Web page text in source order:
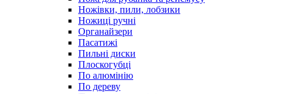
Ножівки, пили, лобзики
Ножиці ручні
Органайзери
Пасатижі
Пильні диски
Плоскогубці
По алюмінію
По дереву